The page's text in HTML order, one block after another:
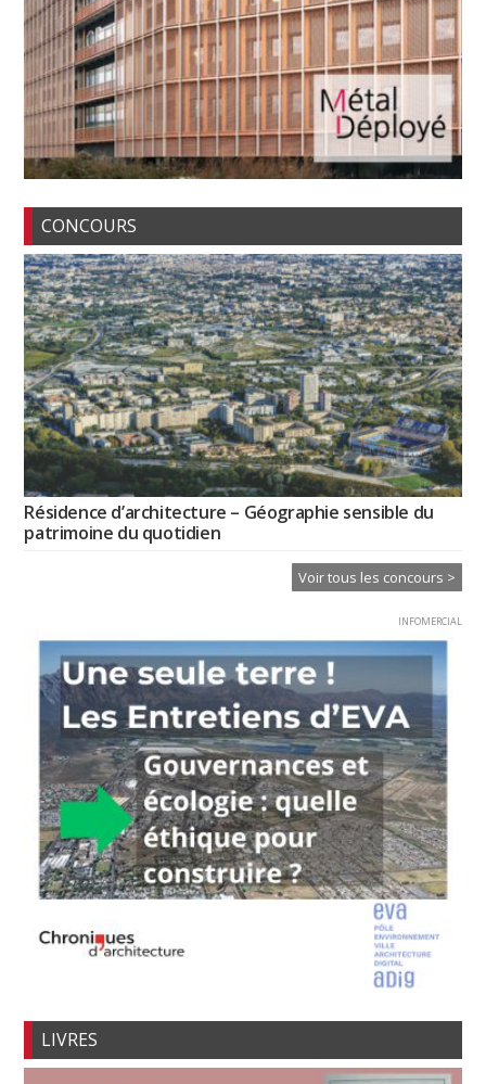
CONCOURS
Résidence d’architecture – Géographie sensible du
patrimoine du quotidien
Voir tous les concours >
INFOMERCIAL
LIVRES